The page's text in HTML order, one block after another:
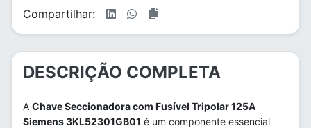
Compartilhar:
DESCRIÇÃO COMPLETA
A Chave Seccionadora com Fusível Tripolar 125A
Siemens 3KL52301GB01 é um componente essencial